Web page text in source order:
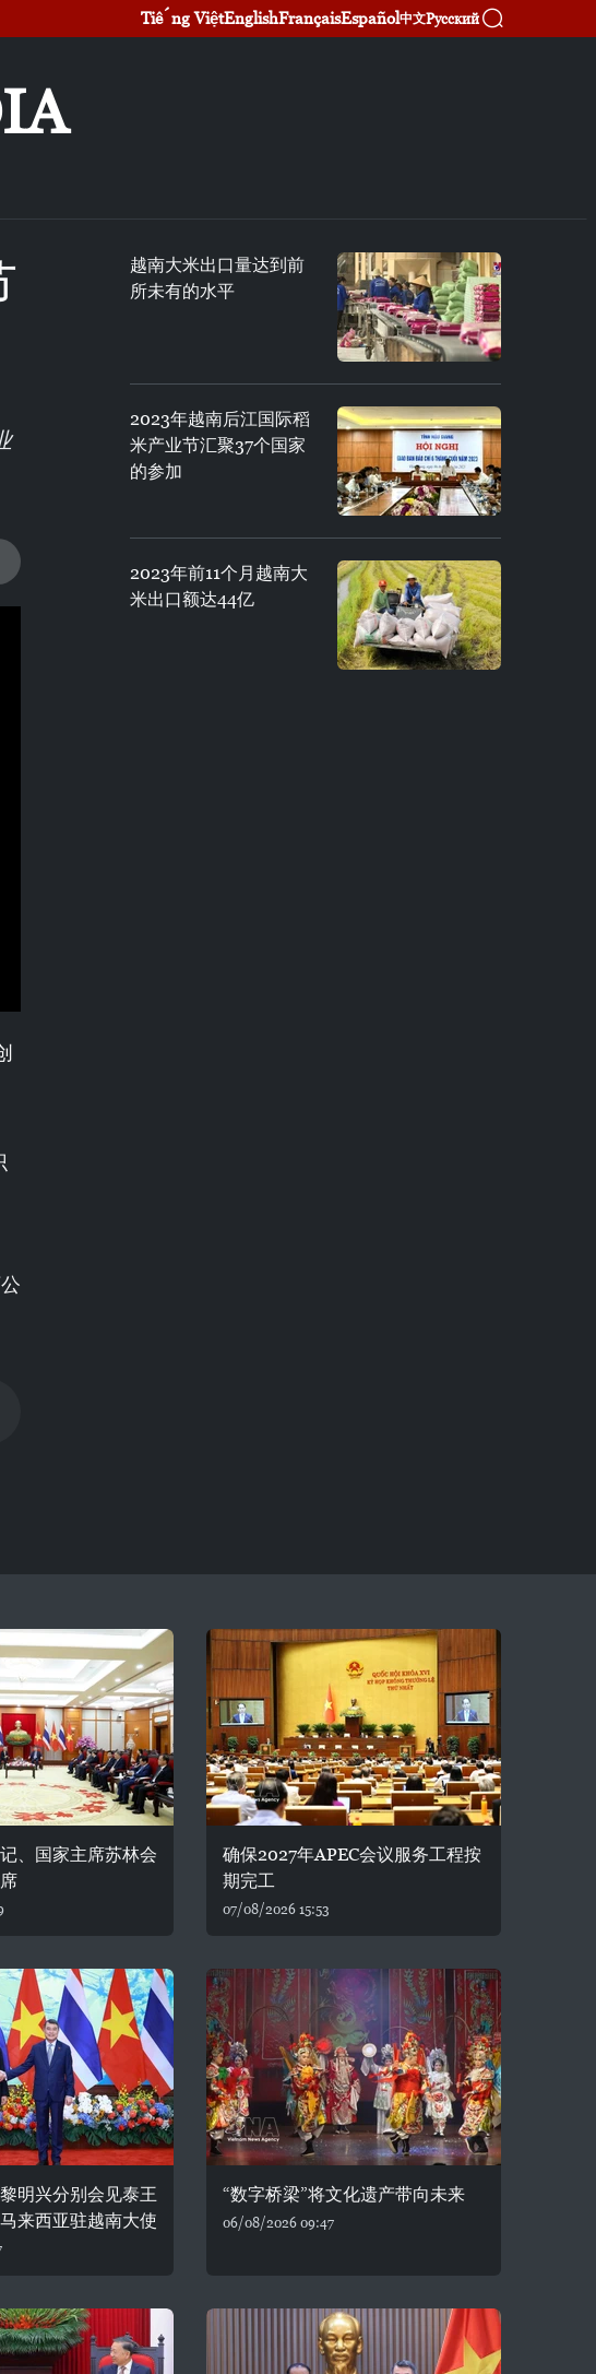
Tiếng ViệtEnglishFrançaisEspañol中文Русский
越南大米出口量达到前
所未有的水平
2023年越南后江国际稻
米产业节汇聚37个国家
的参加
2023年前11个月越南大
米出口额达44亿
、国家主席苏林会
确保2027年APEC会议服务工程按
期完工
07/08/2026 15:53
明兴分别会见泰王
来西亚驻越南大使
“数字桥梁”将文化遗产带向未来
06/08/2026 09:47